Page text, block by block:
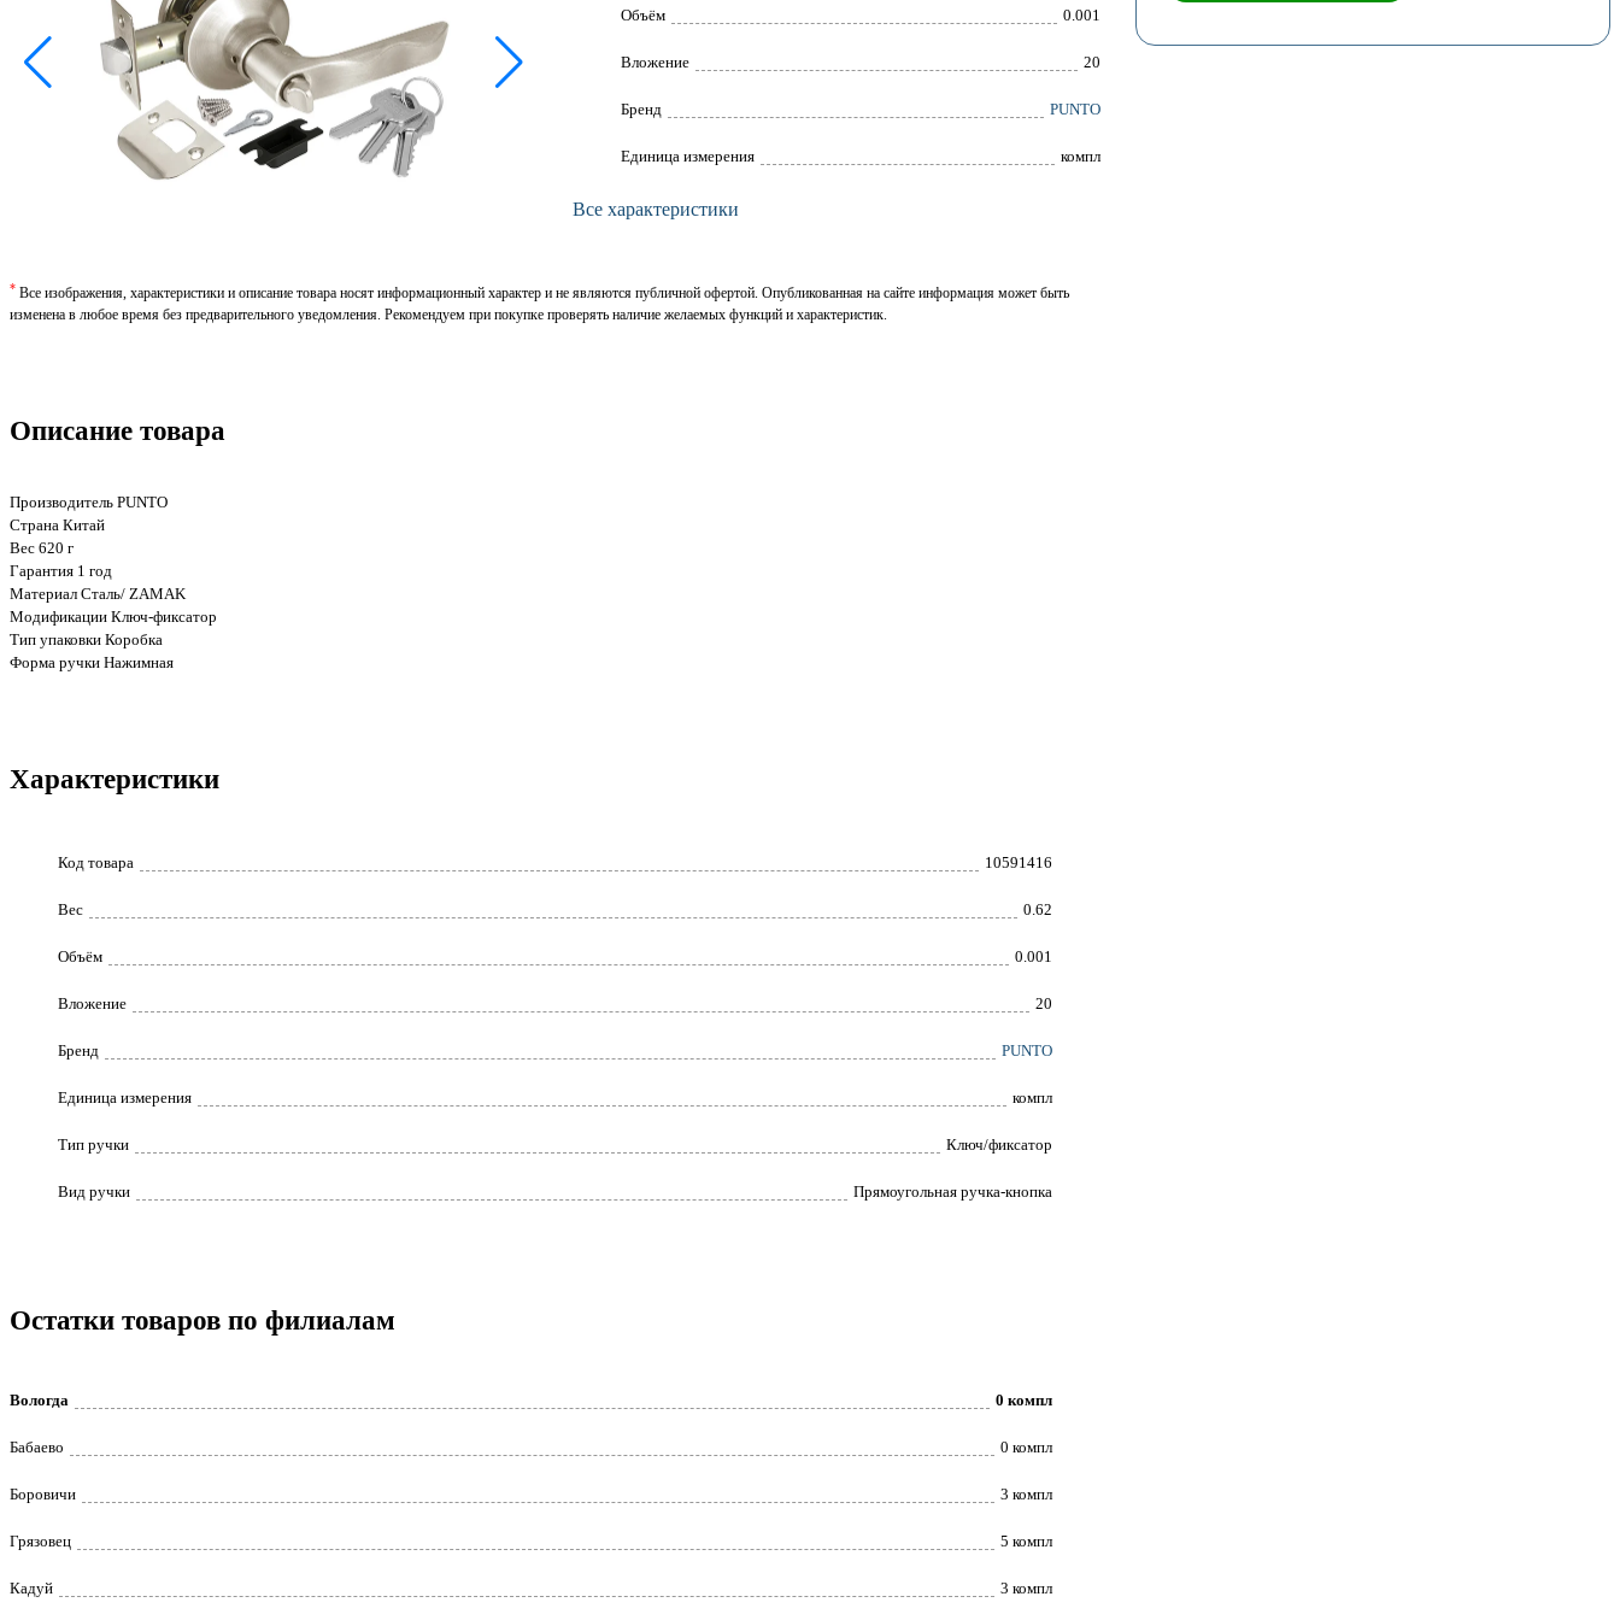
Объём 0.001
Вложение 20
Брeнд PUNTO
Единица измерения компл
Все характеристики
* Все изображения, характеристики и описание товара носят информационный характер и не являются публичной офертой. Опубликованная на сайте информация может быть
изменена в любое время без предварительного уведомления. Рекомендуем при покупке проверять наличие желаемых функций и характеристик.
Описание товара
Производитель PUNTO
Страна Китай
Вес 620 г
Гарантия 1 год
Материал Сталь/ ZAMAK
Модификации Ключ-фиксатор
Тип упаковки Коробка
Форма ручки Нажимная
Характеристики
Код товара 10591416
Вес 0.62
Объём 0.001
Вложение 20
Бренд PUNTO
Единица измерения компл
Тип ручки Ключ/фиксатор
Вид ручки Прямоугольная ручка-кнопка
Остатки товаров по филиалам
Вологда 0 компл
Бабаево 0 компл
Боровичи 3 компл
Грязовец 5 компл
Кадуй 3 компл